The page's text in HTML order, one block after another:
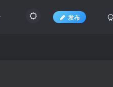
发布